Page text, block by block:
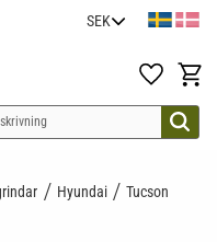
Favoriter
Hyundai
Tucson